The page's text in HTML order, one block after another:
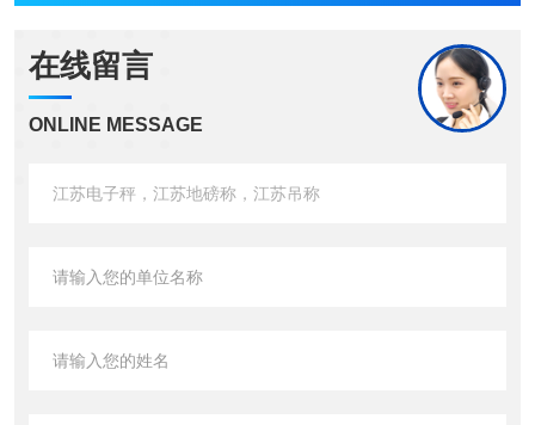
在线留言
ONLINE MESSAGE